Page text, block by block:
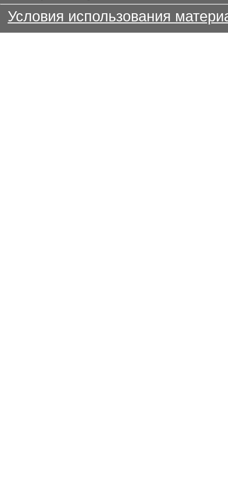
Условия использования